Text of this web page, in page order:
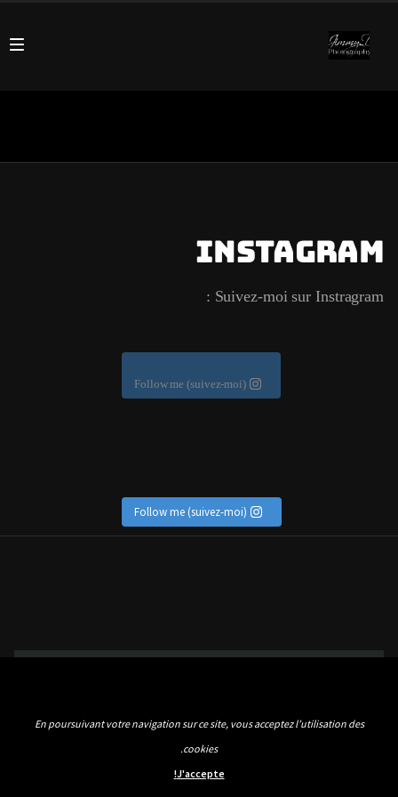
Instagram
Suivez-moi sur Instragram :
Follow me (suivez-moi)
Follow me (suivez-moi)
En poursuivant votre navigation sur ce site, vous acceptez l’utilisation des
cookies.
J'accepte!